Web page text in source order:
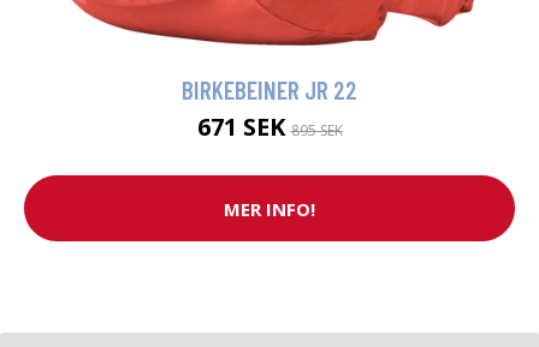
BIRKEBEINER JR 22
671 SEK895 SEK
MER INFO!